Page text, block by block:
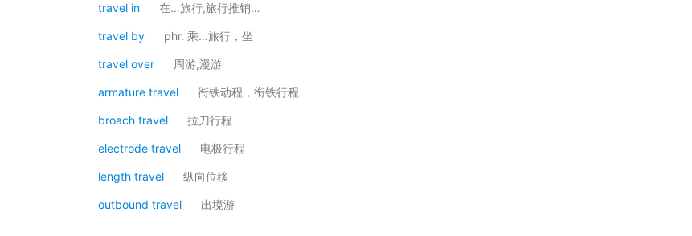
travel in 在…旅行,旅行推销…
travel by phr. 乘…旅行，坐
travel over 周游,漫游
armature travel 衔铁动程，衔铁行程
broach travel 拉刀行程
electrode travel 电极行程
length travel 纵向位移
outbound travel 出境游